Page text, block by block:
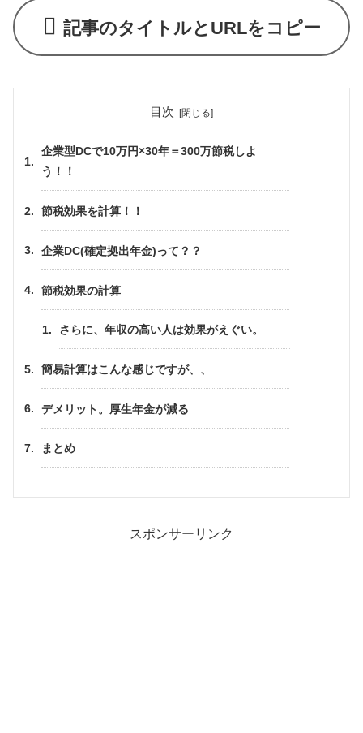
記事のタイトルとURLをコピー
目次
企業型DCで10万円×30年＝300万節税しよ
う！！
節税効果を計算！！
企業DC(確定拠出年金)って？？
節税効果の計算
さらに、年収の高い人は効果がえぐい。
簡易計算はこんな感じですが、、
デメリット。厚生年金が減る
まとめ
スポンサーリンク